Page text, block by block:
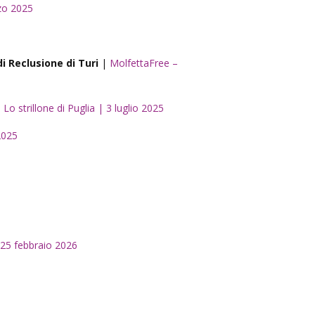
2025
Reclusione di Turi | MolfettaFree –
Lo strillone di Puglia | 3 luglio 2025
febbraio 2026